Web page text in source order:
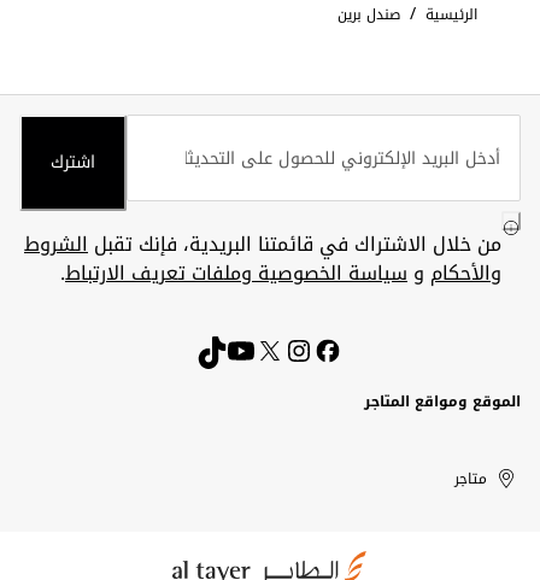
الرئيسية / صندل برين
اشترك
من خلال الاشتراك في قائمتنا البريدية، فإنك تقبلالشروط
والأحكام وسياسة الخصوصية وملفات تعريف الارتباط.
الموقع ومواقع المتاجر
United
Arab
Kuwait
الإمارات
العربية
الكويت
متاجر